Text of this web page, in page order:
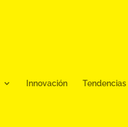
Innovación Tendencias